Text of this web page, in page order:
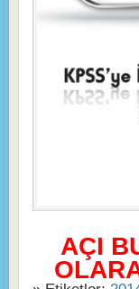
AÇI